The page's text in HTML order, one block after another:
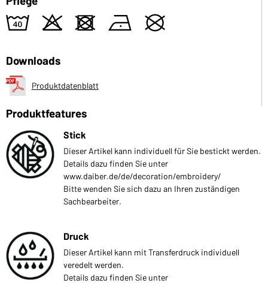
8 o d n U
Downloads
Produktdatenblatt
Produktfeatures
Stick
Dieser Artikel kann individuell für Sie bestickt werden.
Details dazu finden Sie unter
www.daiber.de/de/decoration/embroidery/
Bitte wenden Sie sich dazu an Ihren zuständigen
Sachbearbeiter.
Druck
Dieser Artikel kann mit Transferdruck individuell
veredelt werden.
Details dazu finden Sie unter